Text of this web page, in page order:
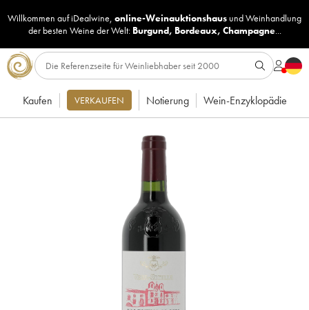
Willkommen auf iDealwine, online-Weinauktionshaus undWeinhandlung
der besten Weine der Welt: Burgund, Bordeaux, Champagne...
Kaufen VERKAUFEN Notierung Wein-Enzyklopädie